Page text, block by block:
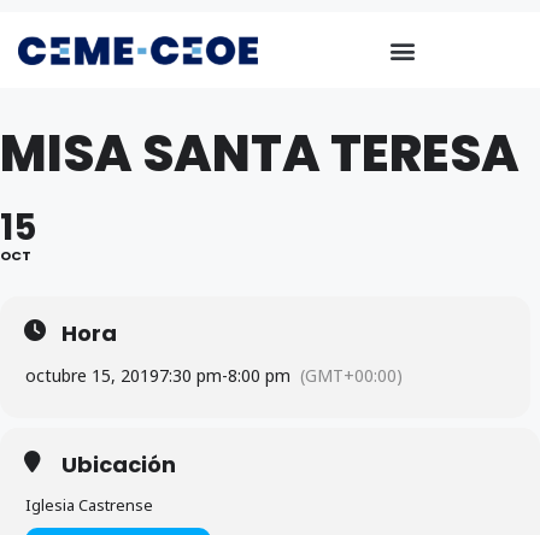
MISA SANTA TERESA
15
OCT
Hora
octubre 15, 20197:30 pm-8:00 pm (GMT+00:00)
Ubicación
Iglesia Castrense